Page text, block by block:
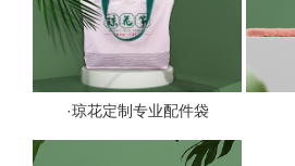
·琼花定制专业配件袋